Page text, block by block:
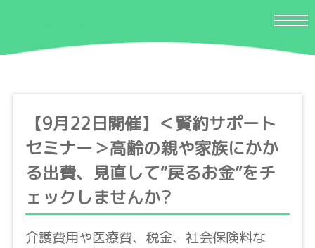
【9月22日開催】＜賢約サポート
セミナー＞高齢の親や家族にかか
る出費、見直して“戻るお金”をチ
ェックしませんか?
介護費用や医療費、税金、社会保険料な